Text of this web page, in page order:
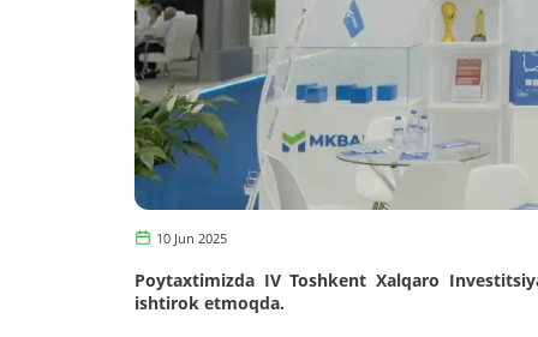
10 Jun 2025
Poytaxtimizda IV Toshkent Xalqaro
ishtirok etmoqda.